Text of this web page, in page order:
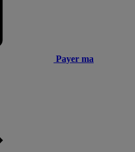
Payer ma